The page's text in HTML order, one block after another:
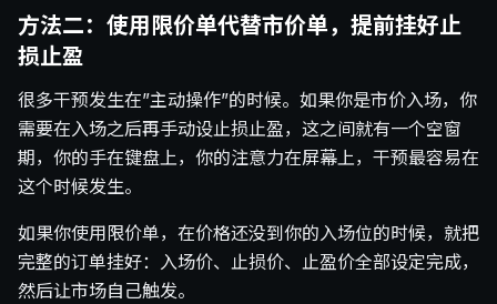
方法二：使用限价单代替市价单，提前挂好止
损止盈
很多干预发生在”主动操作”的时候。如果你是市价入场，你
需要在入场之后再手动设止损止盈，这之间就有一个空窗
期，你的手在键盘上，你的注意力在屏幕上，干预最容易在
这个时候发生。
如果你使用限价单，在价格还没到你的入场位的时候，就把
完整的订单挂好：入场价、止损价、止盈价全部设定完成，
然后让市场自己触发。